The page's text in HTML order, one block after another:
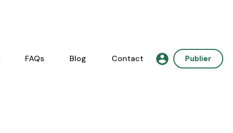
FAQs Blog Contact Publier